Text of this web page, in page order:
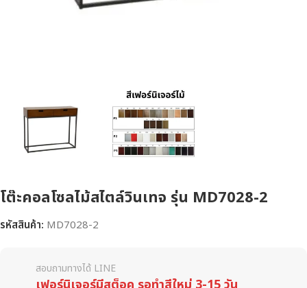
โต๊ะคอลโซลไม้สไตล์วินเทจ รุ่น MD7028-2
รหัสสินค้า: MD7028-2
สอบถามทางได้ LINE